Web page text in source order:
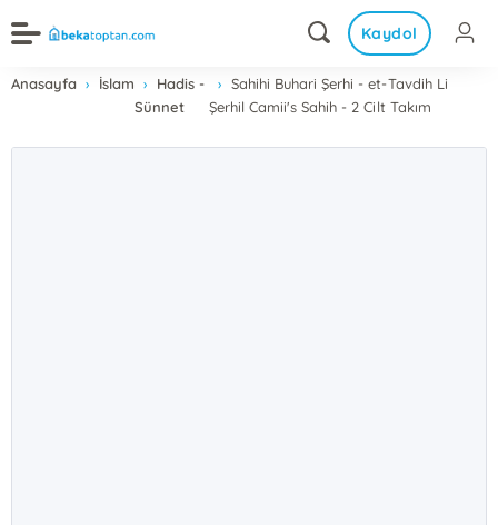
Kaydol
Anasayfa İslam
Hadis -
Sünnet
Sahihi Buhari Şerhi - et-Tavdih Li
Şerhil Camii's Sahih - 2 Cilt Takım